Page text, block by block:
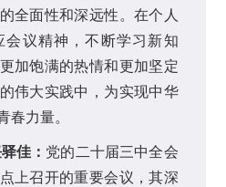
全面性和深远性。在个人
会议精神，不断学习新知
加饱满的热情和更加坚定
伟大实践中，为实现中华
春力量。
佳： 党的二十届三中全会
上召开的重要会议，其深